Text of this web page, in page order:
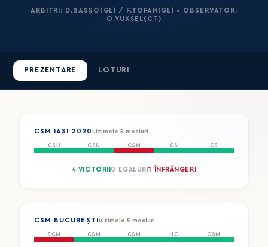
ARBITRI: D.BASSO(GL) / F.TOFAN(GL) • OBSERVATOR:
O.YUKSEL(CT)
PREZENTARE LOTURI
CSM IASI 2020 ultimele 5 meciuri
CSU CSU CSM CS CS
4 VICTORII 0 EGALURI1 ÎNFRÂNGERI
CSM BUCUREȘTI ultimele 5 meciuri
SCM CSM CSM HC CSM